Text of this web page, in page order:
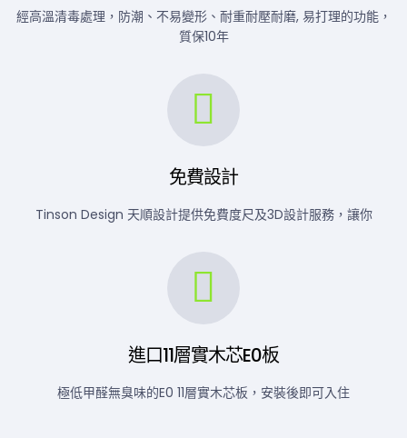
經高溫清毒處理，防潮、不易變形、耐重耐壓耐磨, 易打理的功能，
質保10年
免費設計
Tinson Design 天順設計提供免費度尺及3D設計服務，讓你
進口11層實木芯E0板
極低甲醛無臭味的E0 11層實木芯板，安裝後即可入住